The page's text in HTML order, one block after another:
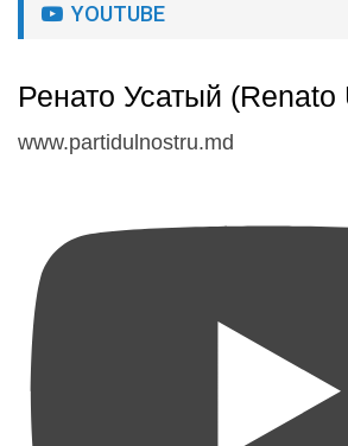
YOUTUBE
Ренато Усатый (Renato
www.partidulnostru.md